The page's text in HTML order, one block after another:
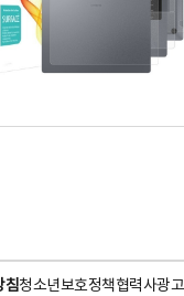
침청소년보호정책협력사광